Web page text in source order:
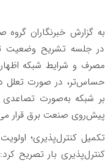
به گزارش خبرنگاران
در جلسه تشریح وضعیت
مصرف و شرایط شبکه
حساس‌تر، در صورت تعلل
بر شبکه به‌صورت تصاعدی
پیش‌روی صنعت برق قرار
تکمیل کنترل‌پذیری؛
کنترل‌پذیری بار تصریح